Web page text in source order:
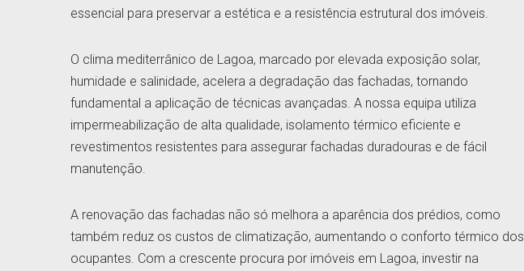
essencial para preservar a estética e a resistência estrutural dos imóveis.
O clima mediterrânico de Lagoa, marcado por elevada exposição solar,
humidade e salinidade, acelera a degradação das fachadas, tornando
fundamental a aplicação de técnicas avançadas. A nossa equipa utiliza
impermeabilização de alta qualidade, isolamento térmico eficiente e
revestimentos resistentes para assegurar fachadas duradouras e de fácil
manutenção.
A renovação das fachadas não só melhora a aparência dos prédios, como
também reduz os custos de climatização, aumentando o conforto térmico dos
ocupantes. Com a crescente procura por imóveis em Lagoa, investir na